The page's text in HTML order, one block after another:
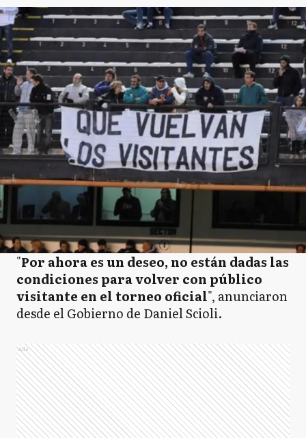
"Por ahora es un deseo, no están dadas las
condiciones para volver con público
visitante en el torneo oficial", anunciaron
desde el Gobierno de Daniel Scioli.
Ads